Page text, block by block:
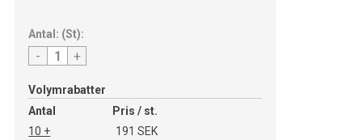
Antal: (St):
- +
Volymrabatter
Antal
Pris / st.
10 +
191 SEK